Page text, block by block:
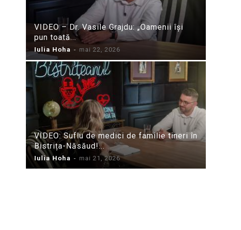
VIDEO – Dr. Vasile Grajdu: „Oamenii își
pun toată...
Iulia Hoha - mai 22, 2026
VIDEO: Suflu de medici de familie tineri în
Bistrița-Năsăud!...
Iulia Hoha - mai 21, 2026